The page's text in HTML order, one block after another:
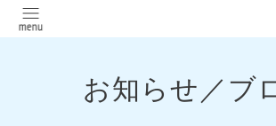
お知らせ／ブ